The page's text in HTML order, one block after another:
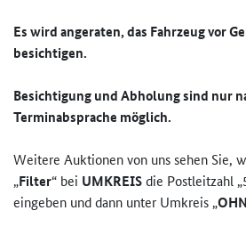
Es wird angeraten, das Fahrzeug vor
besichtigen.
Besichtigung und Abholung sind nur
Terminabsprache möglich.
Weitere Auktionen von uns sehen Sie,
„Filter“ bei UMKREISdie Postleitzahl
eingeben und dann unter Umkreis „